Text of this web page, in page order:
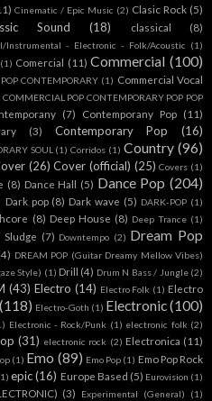
Cinematic / Epic Music (2) Clasic Rock (5)
Sound (18) classical (8)
Instrumental - Electronic - Folk/Acoustic (1)
(1) Comercial (11) Commercial (100)
CONTEMPORARY (1) Commercial Vocal
POP CONTEMPORARY POP POP
(7) Contemporany Pop (11)
(3) Contemporary Pop
(16)
SOUL (1) Corridos (1) Country (96)
(26) Cover (official) (25) Covers (1)
(8) Dance Hall (5) Dance Pop (204)
Dark pop (8) Dark wave (5) DARK-POP (1)
(8) Deep House (8) Deep Trance (1)
(7) Downtempo (2) Dream Pop
DREAM POP (Guitar Dreamy Mellow Vibes)
Style) (1) Drill (4) Drum N Bass / Jungle (2)
(43) Electro (14) Electro Folk (1) Electro
(118) Electro-Goth (1) Electronic(100)
Electronic - Rock/Punk (1) electronic folk (2)
(31) electronic rock (2) Electronica (11)
(1) Emo (89) Emo Pop (1) Emo Pop Rock
epic (16) Europe Based (5) Eurovision (1)
(3) Experimental (General) (1)